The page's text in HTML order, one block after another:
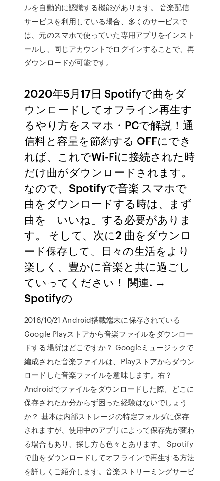
ルを自動的に認識する機能があります。 音楽配信
サービスを利用している場合、多くのサービスで
は、元のスマホで使っていた専用アプリをインスト
ールし、同じアカウントでログインすることで、再
ダウンロードが可能です。
2020年5月17日 Spotifyで曲をダ
ウンロードしてオフライン再生す
るやり方をスマホ・PCで解説！通
信料と容量を節約する OFFにでき
れば、これでWi-Fiに接続された時
だけ曲がダウンロードされます。
なので、Spotifyで音楽 スマホで
曲をダウンロードする時は、まず
曲を「いいね」する必要がありま
す。 そして、次に2 曲をダウンロ
ード保存して、日々の生活をより
楽しく、豊かに音楽と共に過ごし
ていってください！ 関連. →
Spotifyの
2016/10/21 Android搭載端末に保存されている
Google Playストアから音楽ファイルをダウンロー
ドする場所はどこですか？ Googleミュージックで
編成された音楽ファイルは、Playストアからダウン
ロードした音楽ファイルを意味します。右？
Androidでファイルをダウンロードした際、どこに
保存されたか分からず困った経験はないでしょう
か？ 基本は内部ストレージの特定フォルダに保存
されますが、使用中のアプリによって保存先が変わ
る場合もあり、探し方も色々とあります。 Spotify
で曲をダウンロードしてオフラインで再生する方法
を詳しくご紹介します。音楽ストリーミングサービ